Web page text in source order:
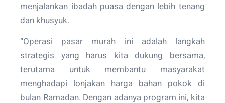
menjalankan ibadah puasa dengan lebih tenang
dan khusyuk.
“Operasi pasar murah ini adalah langkah
strategis yang harus kita dukung bersama,
terutama untuk membantu masyarakat
menghadapi lonjakan harga bahan pokok di
bulan Ramadan. Dengan adanya program ini, kita